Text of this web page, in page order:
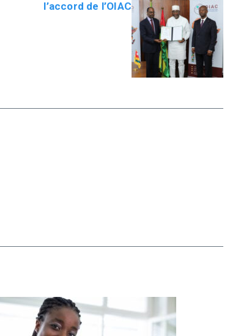
l’accord de l’OIAC